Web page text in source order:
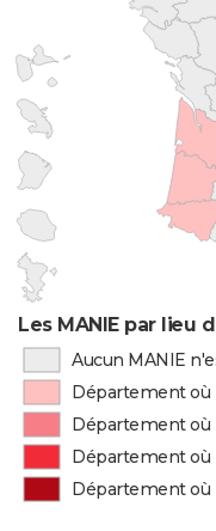
Les MANIE par lieu
Aucun MANIE
Département où
Département où
Département où
Département où